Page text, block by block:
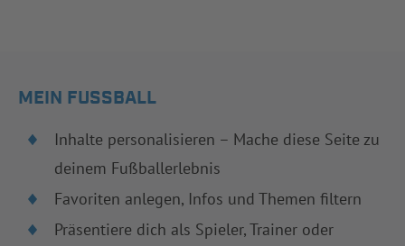
MEIN FUSSBALL
Inhalte personalisieren – Mache diese Seite zu
deinem Fußballerlebnis
Favoriten anlegen, Infos und Themen filtern
Präsentiere dich als Spieler, Trainer oder